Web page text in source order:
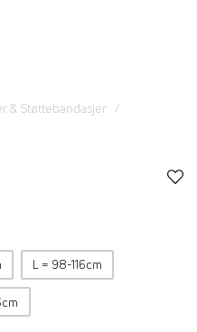
& Støttebandasjer
L = 98-116cm